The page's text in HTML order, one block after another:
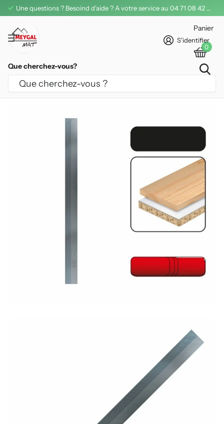
Une questions ? Besoind d'aide ? A votre service au 04 71 08 42 11
Que cherchez-vous?
S'identifier
Panier
0
FER DÉGAUCHISSEUSE CARBURE
LEMAN 310 MM